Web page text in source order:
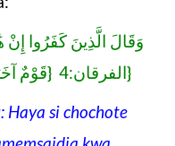
قَوْمٌ آخَرُونَ ۖ فَقَدْ جَاءُوا ظُلْمًا وَزُورًا} الفرقان:4}
Haya si chochote